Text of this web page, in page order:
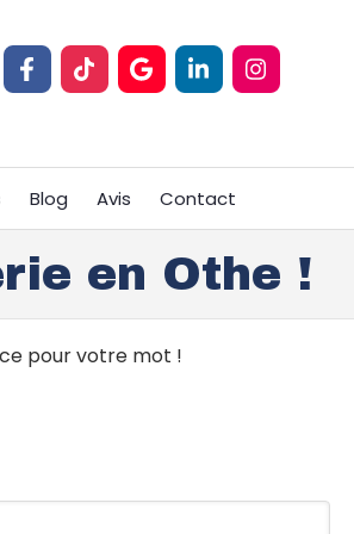
Blog Avis Contact
en Othe !
pour votre mot !